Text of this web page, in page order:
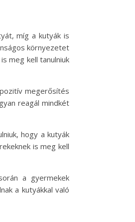
míg a kutyák is
környezetet
meg kell tanulniuk
megerősítés
reagál mindkét
hogy a kutyák
is meg kell
a gyermekek
a kutyákkal való